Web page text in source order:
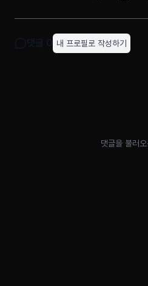
댓글 0 내 프로필로 작성하기
댓글을 불러